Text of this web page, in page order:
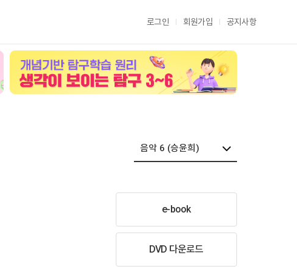
로그인 회원가입 공지사항
e-book
DVD 다운로드